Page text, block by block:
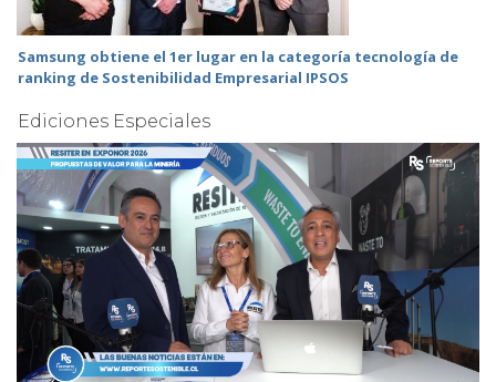
Samsung obtiene el 1er lugar en la categoría tecnología de
ranking de Sostenibilidad Empresarial IPSOS
Ediciones Especiales